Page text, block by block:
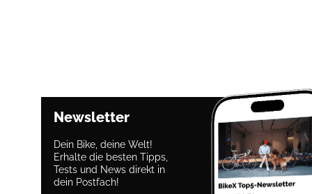
Newsletter
Dein Bike, deine Welt!
Erhalte die besten Tipps,
Tests und News direkt in
dein Postfach!